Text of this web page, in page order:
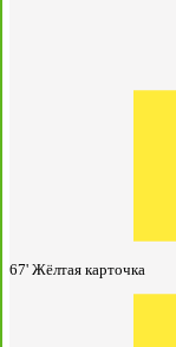
67' Жёлтая карточка